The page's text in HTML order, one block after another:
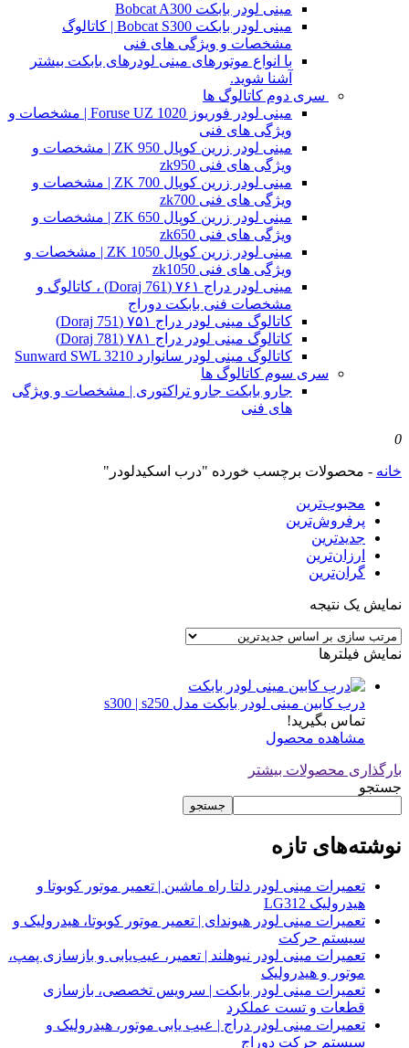
مینی لودر بابکت Bobcat A300
مینی لودر بابکت Bobcat S300 | کاتالوگ
مشخصات و ویژگی های فنی
با انواع موتورهای مینی لودرهای بابکت بیشتر
آشنا شوید.
سری دوم کاتالوگ ها
مینی لودر فوریوز Foruse UZ 1020 | مشخصات و
ویژگی های فنی
مینی لودر زرین کوپال ZK 950 | مشخصات و
ویژگی های فنی zk950
مینی لودر زرین کوپال ZK 700 | مشخصات و
ویژگی های فنی zk700
مینی لودر زرین کوپال ZK 650 | مشخصات و
ویژگی های فنی zk650
مینی لودر زرین کوپال ZK 1050 | مشخصات و
ویژگی های فنی zk1050
مینی لودر دراج ۷۶۱ (Doraj 761) ، کاتالوگ و
مشخصات فنی بابکت دوراج
کاتالوگ مینی لودر دراج ۷۵۱ (Doraj 751)
کاتالوگ مینی لودر دراج ۷۸۱ (Doraj 781)
کاتالوگ مینی لودر سانوارد Sunward SWL 3210
سری سوم کاتالوگ ها
جارو بابکت جارو تراکتوری | مشخصات و ویژگی
های فنی
0
خانه - محصولات برچسب خورده "درب اسکیدلودر"
محبوب‌ترین
پرفروش‌ترین
جدیدترین
ارزان‌ترین
گران‌ترین
نمایش یک نتیجه
نمایش فیلترها
درب کابین مینی لودر بابکت مدل s300 | s250
تماس بگیرید!
مشاهده محصول
بارگذاری محصولات بیشتر
جستجو
جستجو
نوشته‌های تازه
تعمیرات مینی لودر دلتا راه ماشین | تعمیر موتور کوبوتا و
هیدرولیک LG312
تعمیرات مینی لودر هیوندای | تعمیر موتور کوبوتا، هیدرولیک و
سیستم حرکت
تعمیرات مینی لودر نیوهلند | تعمیر، عیب‌یابی و بازسازی پمپ،
موتور و هیدرولیک
تعمیرات مینی لودر بابکت | سرویس تخصصی، بازسازی
قطعات و تست عملکرد
تعمیرات مینی لودر دراج | عیب یابی موتور، هیدرولیک و
سیستم حرکت دوراج